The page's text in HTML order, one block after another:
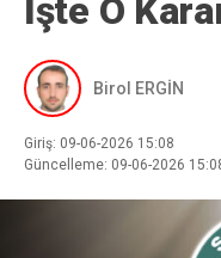
İşte O
Birol ERGİN
Giriş: 09-06-2026 15:08
Güncelleme: 09-06-2026